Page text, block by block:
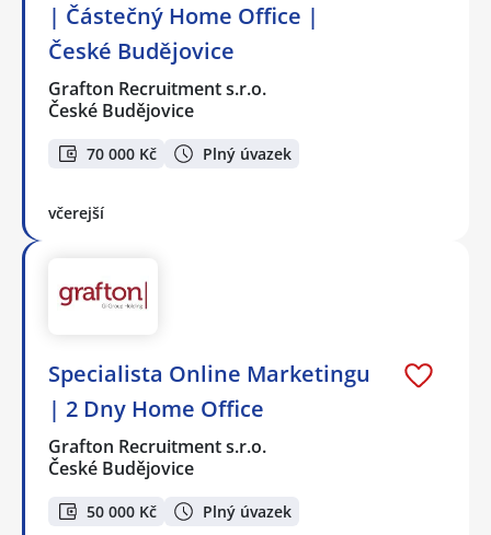
| Částečný Home Office |
České Budějovice
Grafton Recruitment s.r.o.
České Budějovice
70 000 Kč Plný úvazek
včerejší
Specialista Online Marketingu
| 2 Dny Home Office
Grafton Recruitment s.r.o.
České Budějovice
50 000 Kč Plný úvazek